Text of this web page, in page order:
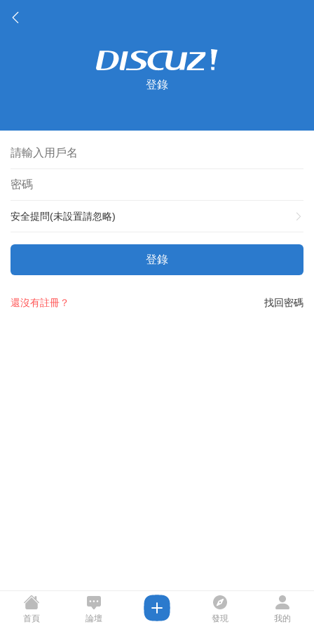
登錄
安全提問(未設置請忽略)
登錄
找回密碼
還沒有註冊？
首頁 論壇 發現 我的